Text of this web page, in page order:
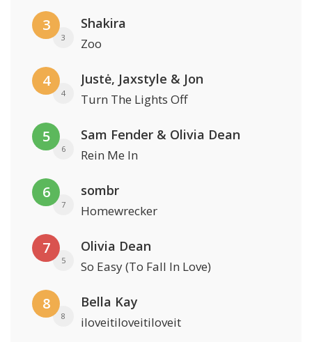
3
3
Shakira
Zoo
4
4
Justė, Jaxstyle & Jon
Turn The Lights Off
5
6
Sam Fender & Olivia Dean
Rein Me In
6
7
sombr
Homewrecker
7
5
Olivia Dean
So Easy (To Fall In Love)
8
8
Bella Kay
iloveitiloveitiloveit